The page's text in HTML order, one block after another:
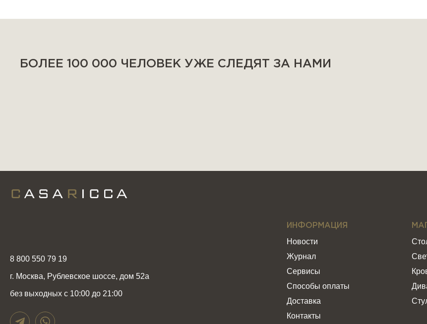
БОЛЕЕ 100 000 ЧЕЛОВЕК УЖЕ СЛЕДЯТ ЗА НАМИ
8 800 550 79 19
г. Москва, Рублевское шоссе, дом 52а
без выходных с 10:00 до 21:00
ИНФОРМАЦИЯ
Новости
Журнал
Сервисы
Способы оплаты
Доставка
Контакты